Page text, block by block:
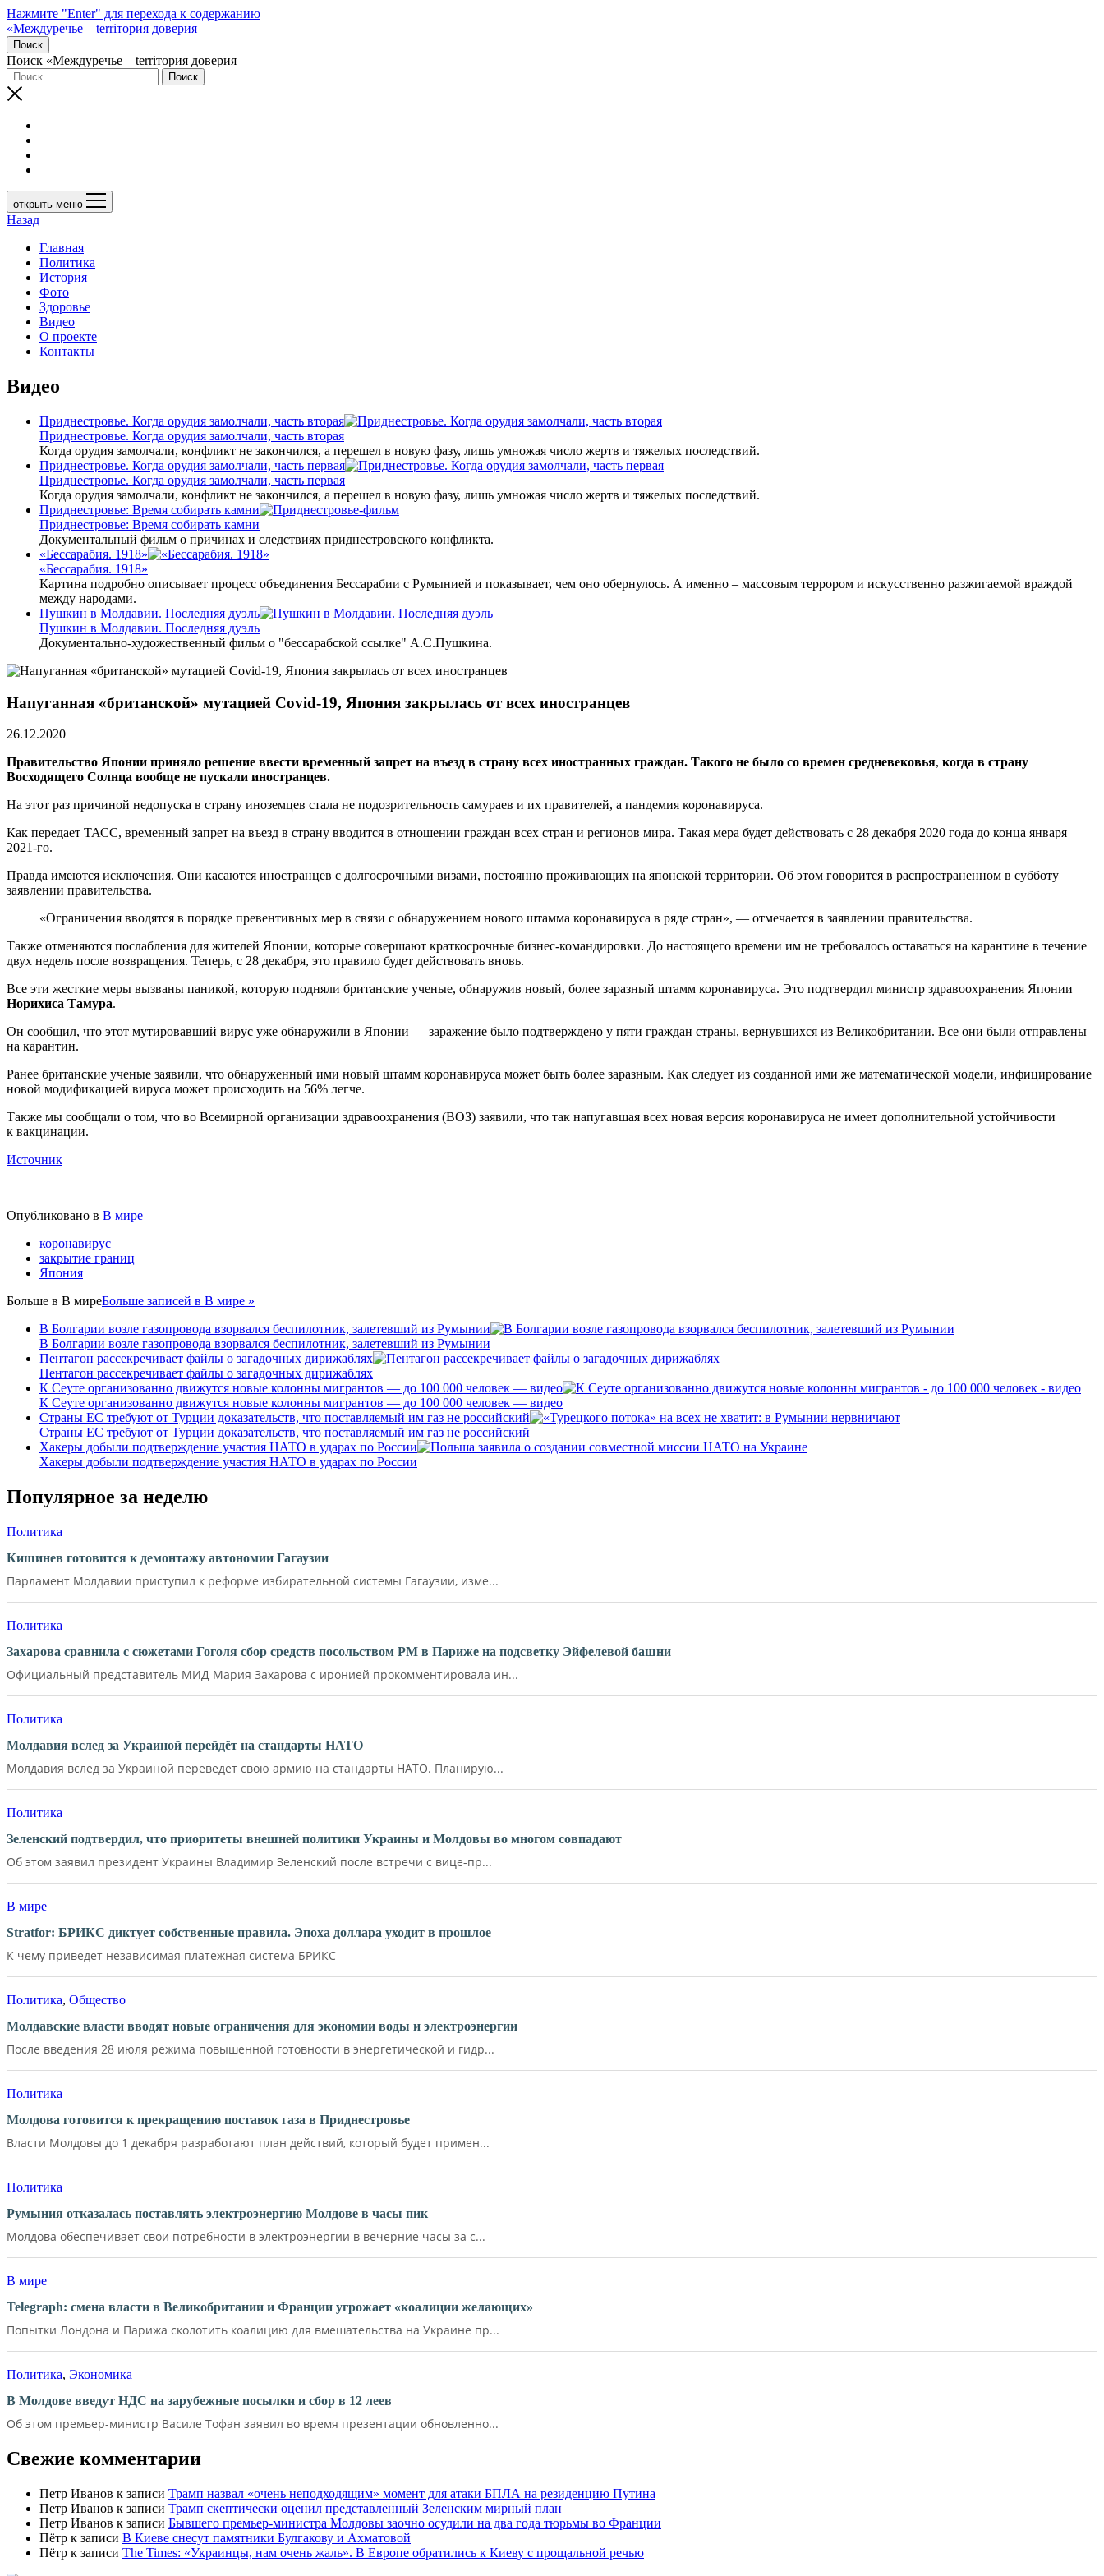
Нажмите "Enter" для перехода к содержанию
«Междуречье – terriтория доверия
Поиск
Поиск «Междуречье – terriтория доверия
открыть меню
Назад
Главная
Политика
История
Фото
Здоровье
Видео
О проекте
Контакты
Видео
Приднестровье. Когда орудия замолчали, часть вторая
Приднестровье. Когда орудия замолчали, часть вторая
Когда орудия замолчали, конфликт не закончился, а перешел в новую фазу, лишь умножая число жертв и тяжелых последствий.
Приднестровье. Когда орудия замолчали, часть первая
Приднестровье. Когда орудия замолчали, часть первая
Когда орудия замолчали, конфликт не закончился, а перешел в новую фазу, лишь умножая число жертв и тяжелых последствий.
Приднестровье: Время собирать камни
Приднестровье: Время собирать камни
Документальный фильм о причинах и следствиях приднестровского конфликта.
«Бессарабия. 1918»
«Бессарабия. 1918»
Картина подробно описывает процесс объединения Бессарабии с Румынией и показывает, чем оно обернулось. А именно – массовым террором и искусственно разжигаемой враждой
между народами.
Пушкин в Молдавии. Последняя дуэль
Пушкин в Молдавии. Последняя дуэль
Документально-художественный фильм о "бессарабской ссылке" А.С.Пушкина.
Напуганная «британской» мутацией Covid-19, Япония закрылась от всех иностранцев
26.12.2020
Правительство Японии приняло решение ввести временный запрет на въезд в страну всех иностранных граждан. Такого не было со времен средневековья, когда в страну
Восходящего Солнца вообще не пускали иностранцев.
На этот раз причиной недопуска в страну иноземцев стала не подозрительность самураев и их правителей, а пандемия коронавируса.
Как передает ТАСС, временный запрет на въезд в страну вводится в отношении граждан всех стран и регионов мира. Такая мера будет действовать с 28 декабря 2020 года до конца января
2021-го.
Правда имеются исключения. Они касаются иностранцев с долгосрочными визами, постоянно проживающих на японской территории. Об этом говорится в распространенном в субботу
заявлении правительства.
«Ограничения вводятся в порядке превентивных мер в связи с обнаружением нового штамма коронавируса в ряде стран», — отмечается в заявлении правительства.
Также отменяются послабления для жителей Японии, которые совершают краткосрочные бизнес-командировки. До настоящего времени им не требовалось оставаться на карантине в течение
двух недель после возвращения. Теперь, с 28 декабря, это правило будет действовать вновь.
Все эти жесткие меры вызваны паникой, которую подняли британские ученые, обнаружив новый, более заразный штамм коронавируса. Это подтвердил министр здравоохранения Японии
Норихиса Тамура.
Он сообщил, что этот мутировавший вирус уже обнаружили в Японии — заражение было подтверждено у пяти граждан страны, вернувшихся из Великобритании. Все они были отправлены
на карантин.
Ранее британские ученые заявили, что обнаруженный ими новый штамм коронавируса может быть более заразным. Как следует из созданной ими же математической модели, инфицирование
новой модификацией вируса может происходить на 56% легче.
Также мы сообщали о том, что во Всемирной организации здравоохранения (ВОЗ) заявили, что так напугавшая всех новая версия коронавируса не имеет дополнительной устойчивости
к вакцинации.
Источник
Опубликовано в В мире
коронавирус
закрытие границ
Япония
Больше в В миреБольше записей в В мире »
В Болгарии возле газопровода взорвался беспилотник, залетевший из Румынии
В Болгарии возле газопровода взорвался беспилотник, залетевший из Румынии
Пентагон рассекречивает файлы о загадочных дирижаблях
Пентагон рассекречивает файлы о загадочных дирижаблях
К Сеуте организованно движутся новые колонны мигрантов — до 100 000 человек — видео
К Сеуте организованно движутся новые колонны мигрантов — до 100 000 человек — видео
Страны ЕС требуют от Турции доказательств, что поставляемый им газ не российский
Страны ЕС требуют от Турции доказательств, что поставляемый им газ не российский
Хакеры добыли подтверждение участия НАТО в ударах по России
Хакеры добыли подтверждение участия НАТО в ударах по России
Популярное за неделю
Политика
Кишинев готовится к демонтажу автономии Гагаузии
Парламент Молдавии приступил к реформе избирательной системы Гагаузии, изме...
Политика
Захарова сравнила с сюжетами Гоголя сбор средств посольством РМ в Париже на подсветку Эйфелевой башни
Официальный представитель МИД Мария Захарова с иронией прокомментировала ин...
Политика
Молдавия вслед за Украиной перейдёт на стандарты НАТО
Молдавия вслед за Украиной переведет свою армию на стандарты НАТО. Планирую...
Политика
Зеленский подтвердил, что приоритеты внешней политики Украины и Молдовы во многом совпадают
Об этом заявил президент Украины Владимир Зеленский после встречи с вице-пр...
В мире
Stratfor: БРИКС диктует собственные правила. Эпоха доллара уходит в прошлое
К чему приведет независимая платежная система БРИКС
Политика, Общество
Молдавские власти вводят новые ограничения для экономии воды и электроэнергии
После введения 28 июля режима повышенной готовности в энергетической и гидр...
Политика
Молдова готовится к прекращению поставок газа в Приднестровье
Власти Молдовы до 1 декабря разработают план действий, который будет примен...
Политика
Румыния отказалась поставлять электроэнергию Молдове в часы пик
Молдова обеспечивает свои потребности в электроэнергии в вечерние часы за с...
В мире
Telegraph: смена власти в Великобритании и Франции угрожает «коалиции желающих»
Попытки Лондона и Парижа сколотить коалицию для вмешательства на Украине пр...
Политика, Экономика
В Молдове введут НДС на зарубежные посылки и сбор в 12 леев
Об этом премьер-министр Василе Тофан заявил во время презентации обновленно...
Свежие комментарии
Петр Иванов к записи Трамп назвал «очень неподходящим» момент для атаки БПЛА на резиденцию Путина
Петр Иванов к записи Трамп скептически оценил представленный Зеленским мирный план
Петр Иванов к записи Бывшего премьер-министра Молдовы заочно осудили на два года тюрьмы во Франции
Пётр к записи В Киеве снесут памятники Булгакову и Ахматовой
Пётр к записи Тhe Times: «Украинцы, нам очень жаль». В Европе обратились к Киеву с прощальной речью